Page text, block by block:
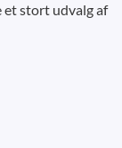
et stort udvalg af